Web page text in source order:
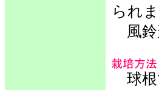
られ
風鈴
球根